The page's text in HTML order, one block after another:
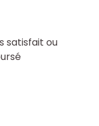
satisfait ou